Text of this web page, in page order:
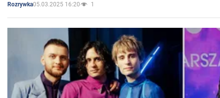
Rozrywka05.03.2025 16:20 1